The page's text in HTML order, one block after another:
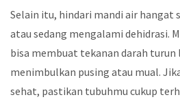
Selain itu, hindari mandi air hangat
atau sedang mengalami dehidrasi.
bisa membuat tekanan darah turun
menimbulkan pusing atau mual.
sehat, pastikan tubuhmu cukup